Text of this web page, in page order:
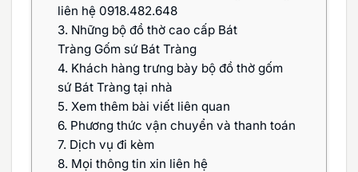
liên hệ 0918.482.648
3. Những bộ đồ thờ cao cấp Bát
Tràng Gốm sứ Bát Tràng
4. Khách hàng trưng bày bộ đồ thờ gốm
sứ Bát Tràng tại nhà
5. Xem thêm bài viết liên quan
6. Phương thức vận chuyển và thanh toán
7. Dịch vụ đi kèm
8. Mọi thông tin xin liên hệ